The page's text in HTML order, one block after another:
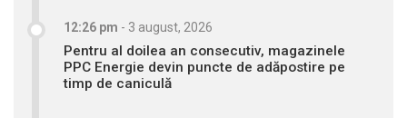
12:26 pm - 3 august, 2026
Pentru al doilea an consecutiv, magazinele
PPC Energie devin puncte de adăpostire pe
timp de caniculă